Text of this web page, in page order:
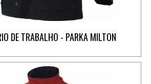
DE TRABALHO - PARKA MILTON